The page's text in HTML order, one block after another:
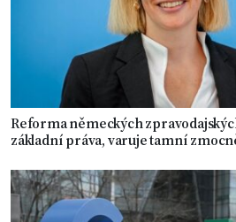
Reforma německých
základní práva, varuje tamní